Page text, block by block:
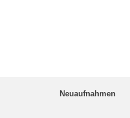
Neuaufnahmen